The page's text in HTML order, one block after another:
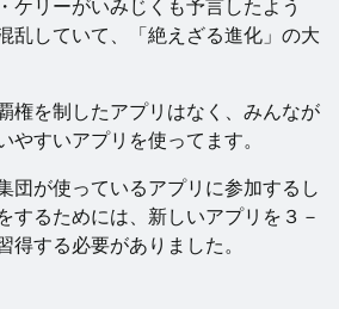
ケリーがいみじくも予言したよう
乱していて、「絶えざる進化」の大
権を制したアプリはなく、みんなが
やすいアプリを使ってます。
団が使っているアプリに参加するし
するためには、新しいアプリを３－
得する必要がありました。